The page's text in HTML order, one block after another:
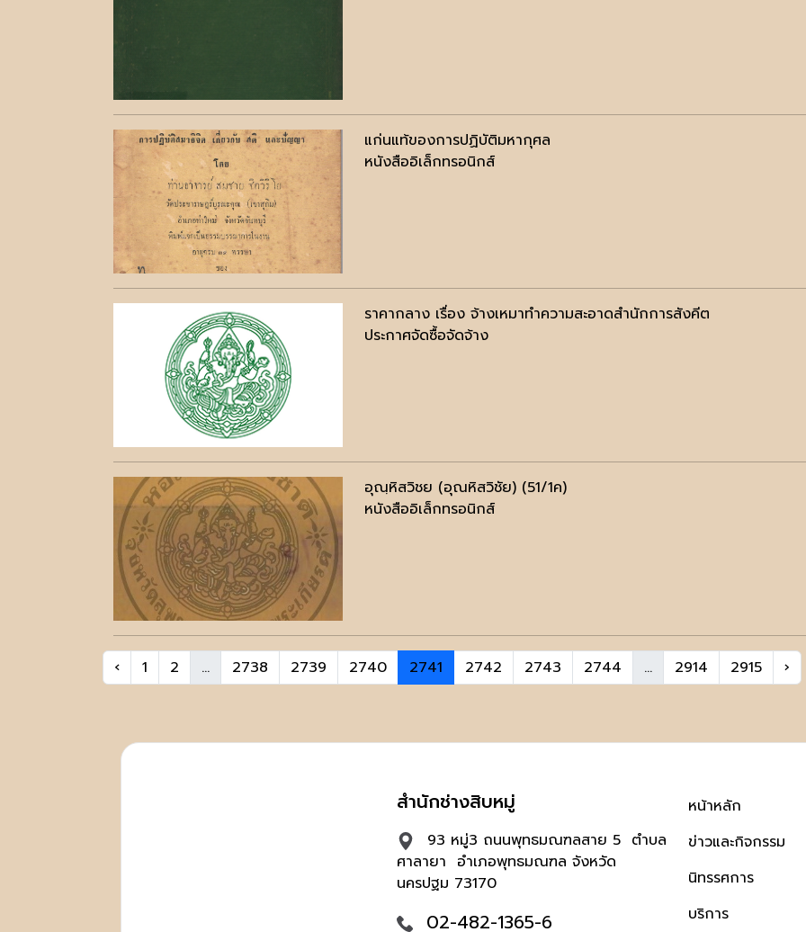
แก่นแท้ของการปฏิบัติมหากุศล
หนังสืออิเล็กทรอนิกส์
ราคากลาง เรื่อง จ้างเหมาทำความสะอาดสำนักการสังคีต
ประกาศจัดซื้อจัดจ้าง
อุณฺหิสวิชย (อุณหิสวิชัย) (51/1ค)
หนังสืออิเล็กทรอนิกส์
‹ 1 2 ... 2738 2739 2740 2741 2742 2743 2744 ... 2914 2915 ›
สำนักช่างสิบหมู่
93 หมู่3 ถนนพุทธมณฑลสาย 5 ตำบล
ศาลายา อำเภอพุทธมณฑล จังหวัด
นครปฐม 73170
02-482-1365-6
หน้าหลัก
ข่าวและกิจกรรม
นิทรรศการ
บริการ